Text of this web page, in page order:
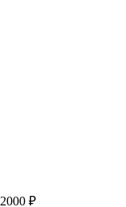
2000 ₽